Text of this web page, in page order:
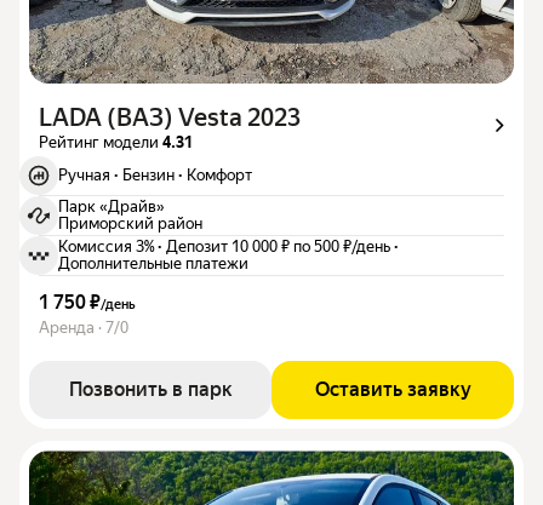
LADA (ВАЗ) Vesta 2023
Рейтинг модели 4.31
Ручная · Бензин · Комфорт
Парк «Драйв»
Приморский район
Комиссия 3%· Депозит 10 000 ₽ по 500 ₽/день ·
Дополнительные платежи
1 750 ₽/день
Аренда · 7/0
Позвонить в парк Оставить заявку